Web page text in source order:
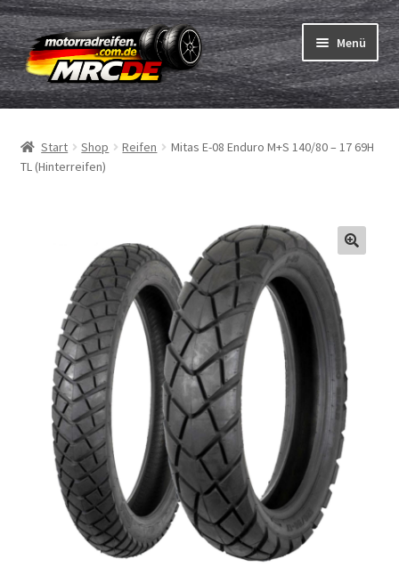
Zur
Navigation
springen
Zum
Inhalt
springen
Menü
Reifen
Schläuche
Reifentest
Marken
Kontakt
Start Shop Reifen
Mitas E-08 Enduro M+S 140/80 – 17 69H
TL (Hinterreifen)